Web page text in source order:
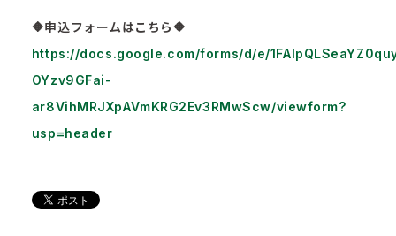
🔶申込フォームはこちら🔶
https://docs.google.com/forms/d/e/
OYzv9GFai-
ar8VihMRJXpAVmKRG2Ev3RMwScw/viewform?
usp=header